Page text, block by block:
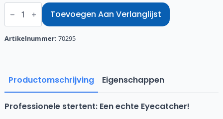
Stertent
18 Toevoegen Aan Verlanglijst
Artikelnummer: 70295
Productomschrijving Eigenschappen
Professionele stertent: Een echte Eyecatcher!